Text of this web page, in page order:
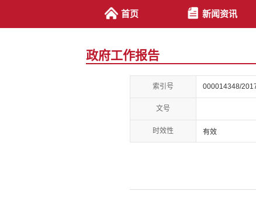
首页 新闻资讯
政府工作报告
索引号 000014348/
文号
时效性 有效